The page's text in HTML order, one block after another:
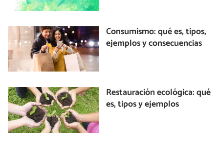
Consumismo: qué es, tipos,
ejemplos y consecuencias
Restauración ecológica: qué
es, tipos y ejemplos